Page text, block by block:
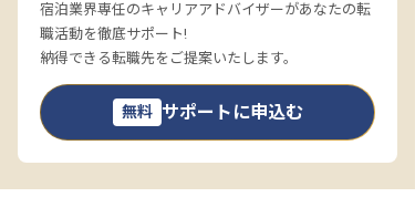
宿泊業界専任のキャリアアドバイザーがあなたの転
職活動を徹底サポート!
納得できる転職先をご提案いたします。
無料 サポートに申込む